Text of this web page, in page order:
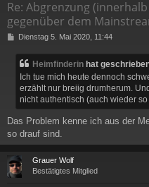
Re: Abgrenzung
gegenüber dem
BDienstag 5. Mai 2020, 11:44
Heimfinderin hat
Ich tue mich heute dennoch
erzählt nur breiig drumherum.
nicht authentisch (auch wieder
Das Problem kenne ich aus der
so drauf sind.
Grauer Wolf
Bestätigtes Mitglied